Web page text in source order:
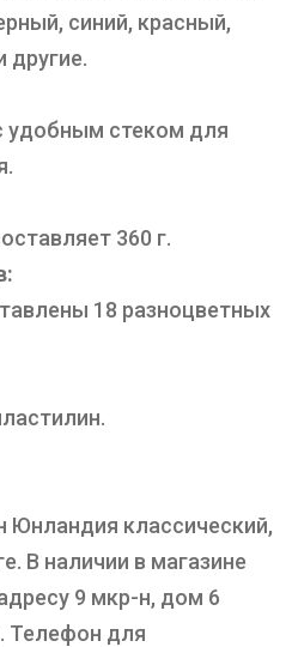
синий, красный,
другие.
удобным стеком для
360 г.
18 разноцветных
Юнландия классический,
В наличии в магазине
9 мкр-н, дом 6
Телефон для